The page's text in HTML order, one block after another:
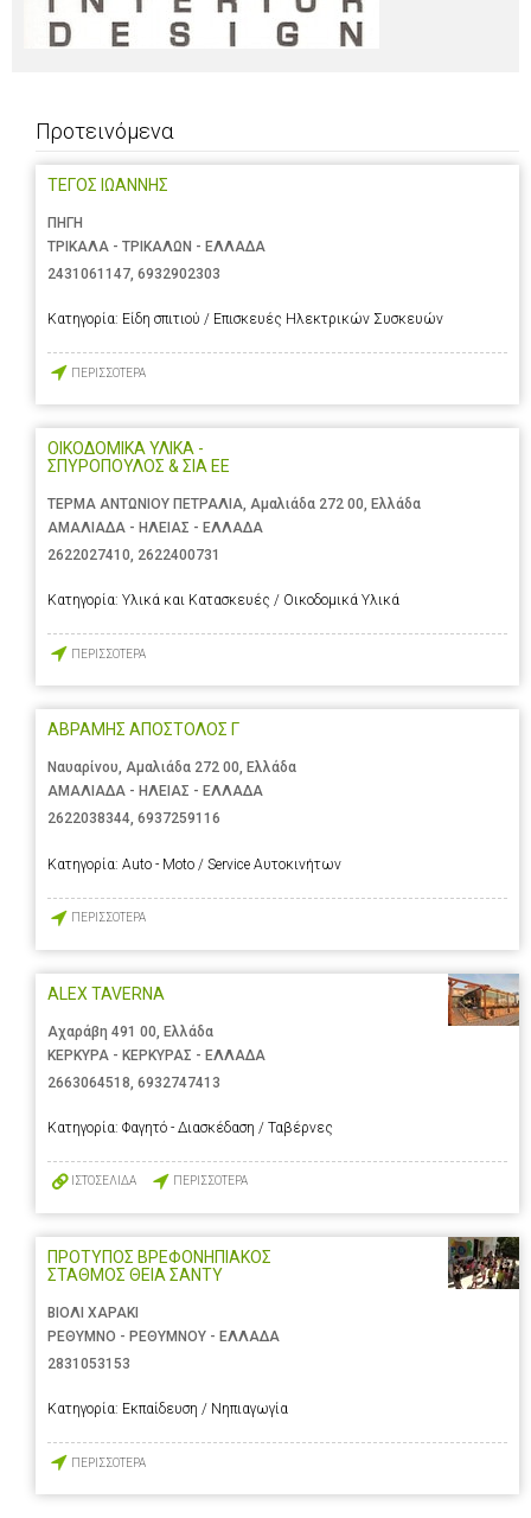
Προτεινόμενα
ΤΕΓΟΣ ΙΩΑΝΝΗΣ
ΠΗΓΗ
ΤΡΙΚΑΛΑ - ΤΡΙΚΑΛΩΝ - ΕΛΛΑΔΑ
2431061147, 6932902303
Κατηγορία: Είδη σπιτιού / Επισκευές Ηλεκτρικών Συσκευών
ΠΕΡΙΣΣΟΤΕΡΑ
ΟΙΚΟΔΟΜΙΚΑ ΥΛΙΚΑ -
ΣΠΥΡΟΠΟΥΛΟΣ & ΣΙΑ ΕΕ
ΤΕΡΜΑ ΑΝΤΩΝΙΟΥ ΠΕΤΡΑΛΙΑ, Αμαλιάδα 272 00, Ελλάδα
ΑΜΑΛΙΑΔΑ - ΗΛΕΙΑΣ - ΕΛΛΑΔΑ
2622027410, 2622400731
Κατηγορία: Υλικά και Κατασκευές / Οικοδομικά Υλικά
ΠΕΡΙΣΣΟΤΕΡΑ
ΑΒΡΑΜΗΣ ΑΠΟΣΤΟΛΟΣ Γ
Ναυαρίνου, Αμαλιάδα 272 00, Ελλάδα
ΑΜΑΛΙΑΔΑ - ΗΛΕΙΑΣ - ΕΛΛΑΔΑ
2622038344, 6937259116
Κατηγορία: Auto - Moto / Service Αυτοκινήτων
ΠΕΡΙΣΣΟΤΕΡΑ
ALEX TAVERNA
Αχαράβη 491 00, Ελλάδα
ΚΕΡΚΥΡΑ - ΚΕΡΚΥΡΑΣ - ΕΛΛΑΔΑ
2663064518 6932747413
Κατηγορία: Φαγητό - Διασκέδαση / Ταβέρνες
ΙΣΤΟΣΕΛΙΔΑ ΠΕΡΙΣΣΟΤΕΡΑ
ΠΡΟΤΥΠΟΣ ΒΡΕΦΟΝΗΠΙΑΚΟΣ
ΣΤΑΘΜΟΣ ΘΕΙΑ ΣΑΝΤΥ
ΒΙΟΛΙ ΧΑΡΑΚΙ
ΡΕΘΥΜΝΟ - ΡΕΘΥΜΝΟΥ - ΕΛΛΑΔΑ
2831053153
Κατηγορία: Εκπαίδευση / Νηπιαγωγία
ΠΕΡΙΣΣΟΤΕΡΑ